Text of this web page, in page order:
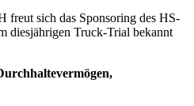
sich das Sponsoring des HS-
diesjährigen Truck-Trial bekannt